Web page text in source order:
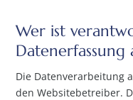
Wer ist
Datenerfassung
Die Datenverarbeitung
den Websitebetreiber.